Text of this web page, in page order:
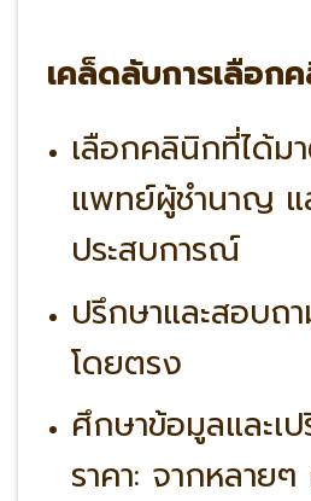
เคล็ดลับการเลือก
เลือกคลินิกที่ได้ม
แพทย์ผู้ชำนาญ แ
ประสบการณ์
ปรึกษาและสอบ
โดยตรง
ศึกษาข้อมูลและเ
ราคา: จากหลาย